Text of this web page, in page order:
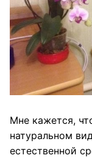
Мне кажется,
натуральном
естественной